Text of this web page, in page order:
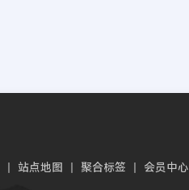
丨 站点地图 丨 聚合标签 丨 会员中心